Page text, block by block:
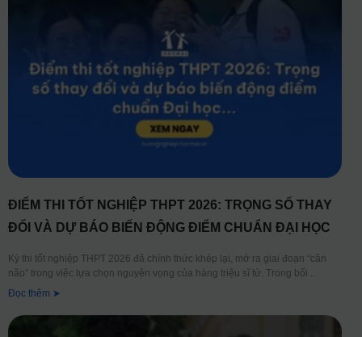
ĐIỂM THI TỐT NGHIỆP THPT 2026: TRỌNG SỐ THAY
ĐỔI VÀ DỰ BÁO BIẾN ĐỘNG ĐIỂM CHUẨN ĐẠI HỌC
Kỳ thi tốt nghiệp THPT 2026 đã chính thức khép lại, mở ra giai đoạn “cân
não” trong việc lựa chọn nguyện vọng của hàng triệu sĩ tử. Trong bối
Đọc thêm ➤